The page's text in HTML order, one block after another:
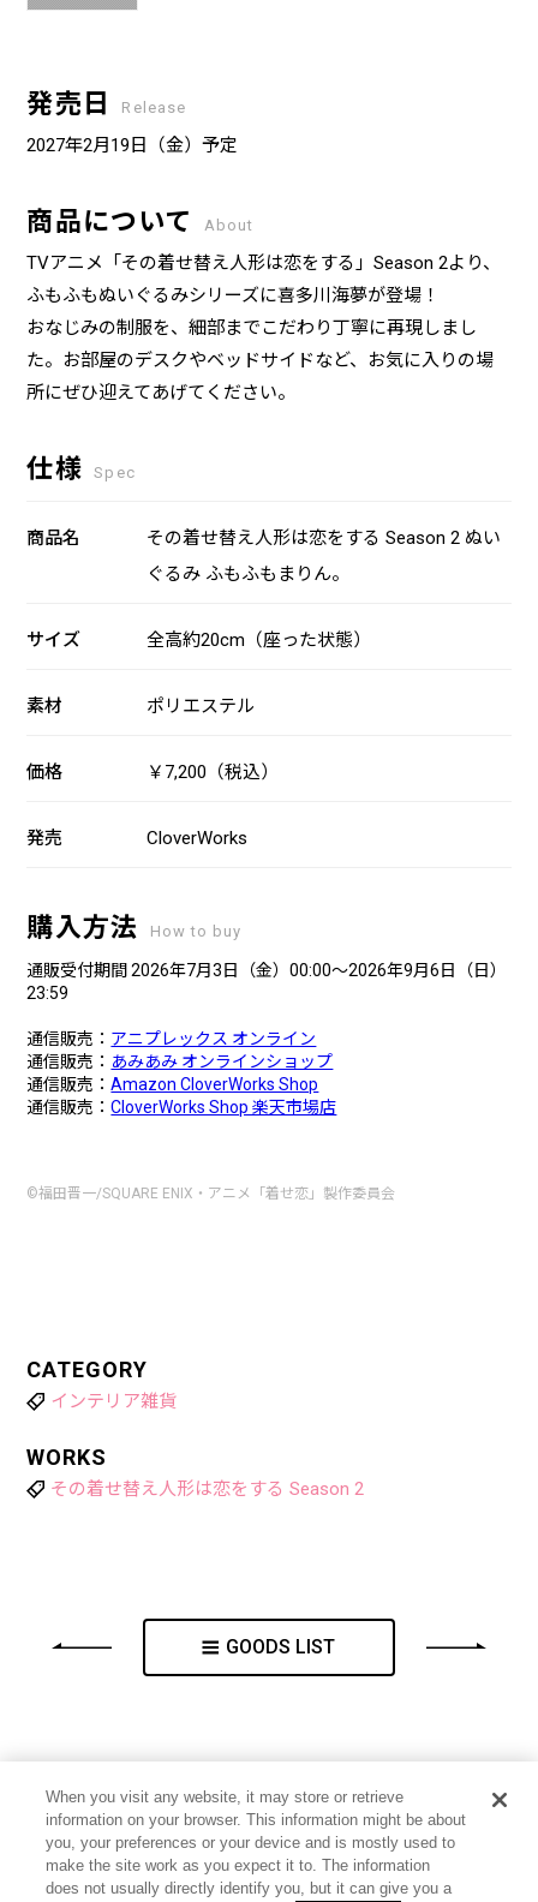
発売日 Release
2027年2月19日（金）予定
商品について About
TVアニメ「その着せ替え人形は恋をする」Season 2より、
ふもふもぬいぐるみシリーズに喜多川海夢が登場！
おなじみの制服を、細部までこだわり丁寧に再現しまし
た。お部屋のデスクやベッドサイドなど、お気に入りの場
所にぜひ迎えてあげてください。
仕様 Spec
商品名
その着せ替え人形は恋をする Season 2 ぬい
ぐるみ ふもふもまりん。
サイズ 全高約20cm（座った状態）
素材 ポリエステル
価格 ￥7,200（税込）
発売 CloverWorks
購入方法 How to buy
通販受付期間 2026年7月3日（金）00:00～2026年9月6日（日）
23:59
通信販売： アニプレックス オンライン
通信販売： あみあみ オンラインショップ
通信販売：Amazon CloverWorks Shop
通信販売：CloverWorks Shop 楽天市場店
©福田晋一/SQUARE ENIX・アニメ「着せ恋」製作委員会
CATEGORY
インテリア雑貨
WORKS
その着せ替え人形は恋をする Season 2
GOODS LIST
When you visit any website, it may store or retrieve
information on your browser. This information might be about
you, your preferences or your device and is mostly used to
make the site work as you expect it to. The information
does not usually directly identify you, but it can give you a